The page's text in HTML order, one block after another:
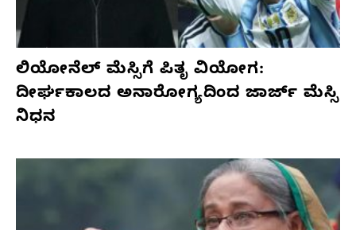
ಲಿಯೋನೆಲ್ ಮೆಸ್ಸಿಗೆ ಪಿತೃ ವಿಯೋಗ:
ದೀರ್ಘಕಾಲದ ಅನಾರೋಗ್ಯದಿಂದ ಜಾರ್ಜ್ ಮೆಸ್ಸಿ
ನಿಧನ